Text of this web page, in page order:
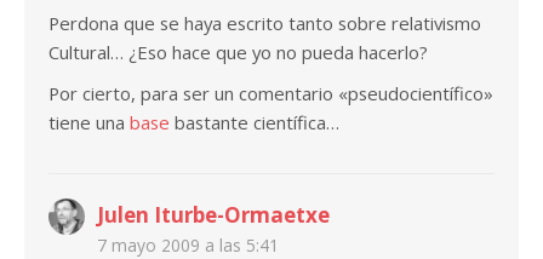
Perdona que se haya escrito tanto sobre relativismo
Cultural… ¿Eso hace que yo no pueda hacerlo?
Por cierto, para ser un comentario «pseudocientífico»
tiene una base bastante científica…
Julen Iturbe-Ormaetxe
7 mayo 2009 a las 5:41